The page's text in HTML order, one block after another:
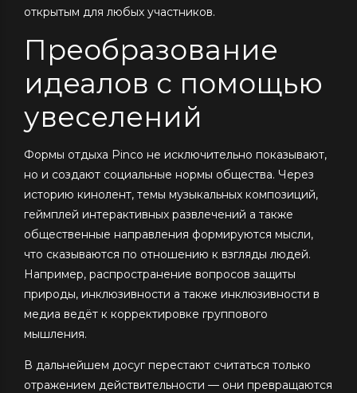
открытым для любых участников.
Преобразование
идеалов с помощью
увеселений
Формы отдыха Pinco не исключительно показывают,
но и создают социальные нормы общества. Через
историю кинолент, темы музыкальных композиций,
геймплей интерактивных развлечений а также
общественные направления формируются мысли,
что сказываются по отношению к взгляды людей.
Например, распространение вопросов защиты
природы, инклюзивности а также инклюзивности в
медиа ведёт к корректировке группового
мышления.
В дальнейшем досуг перестают считаться только
отражением действительности — они превращаются